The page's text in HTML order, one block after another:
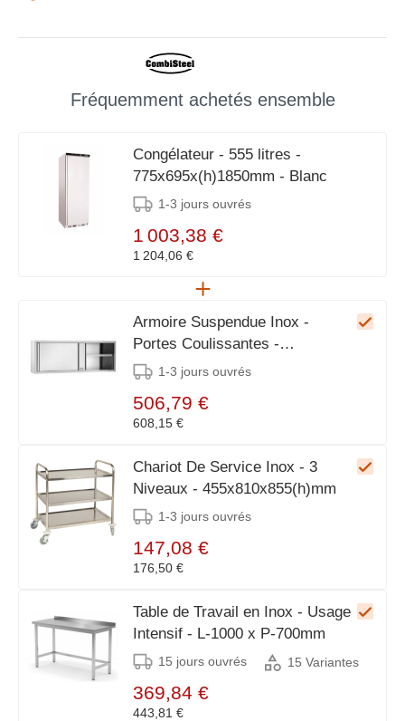
Fréquemment achetés ensemble
Congélateur - 555 litres -
775x695x(h)1850mm - Blanc
1-3 jours ouvrés
1 003,38 €
1 204,06 €
Armoire Suspendue Inox -
Portes Coulissantes -
1400x400(p)x660(h)mm
1-3 jours ouvrés
506,79 €
608,15 €
Chariot De Service Inox - 3
Niveaux - 455x810x855(h)mm
1-3 jours ouvrés
147,08 €
176,50 €
Table de Travail en Inox - Usage
Intensif - L-1000 x P-700mm
15 jours ouvrés 15 Variantes
369,84 €
443,81 €